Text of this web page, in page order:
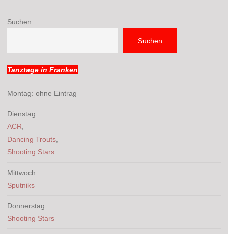
Suchen
Suchen
Tanztage in Franken
Montag: ohne Eintrag
Dienstag:
ACR,
Dancing Trouts,
Shooting Stars
Mittwoch:
Sputniks
Donnerstag:
Shooting Stars